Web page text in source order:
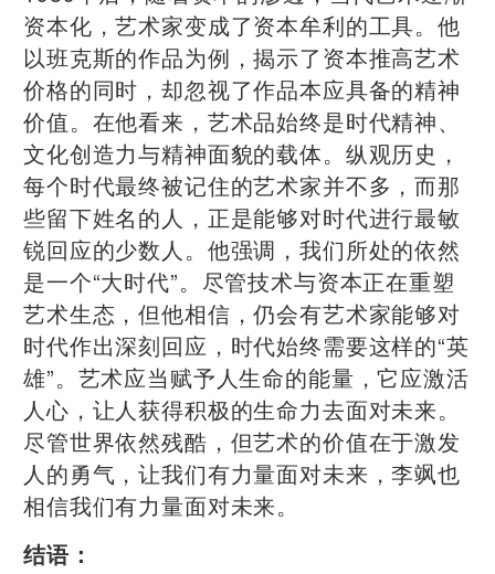
资本化，艺术家变成了资本牟利的工具。他
以班克斯的作品为例，揭示了资本推高艺术
价格的同时，却忽视了作品本应具备的精神
价值。在他看来，艺术品始终是时代精神、
文化创造力与精神面貌的载体。纵观历史，
每个时代最终被记住的艺术家并不多，而那
些留下姓名的人，正是能够对时代进行最敏
锐回应的少数人。他强调，我们所处的依然
是一个“大时代”。尽管技术与资本正在重塑
艺术生态，但他相信，仍会有艺术家能够对
时代作出深刻回应，时代始终需要这样的“英
雄”。艺术应当赋予人生命的能量，它应激活
人心，让人获得积极的生命力去面对未来。
尽管世界依然残酷，但艺术的价值在于激发
人的勇气，让我们有力量面对未来，李飒也
相信我们有力量面对未来。
结语：